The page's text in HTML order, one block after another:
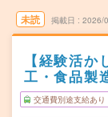
未読 掲載日 2026/
【経験活
工・食品製
交通費別途支給あり